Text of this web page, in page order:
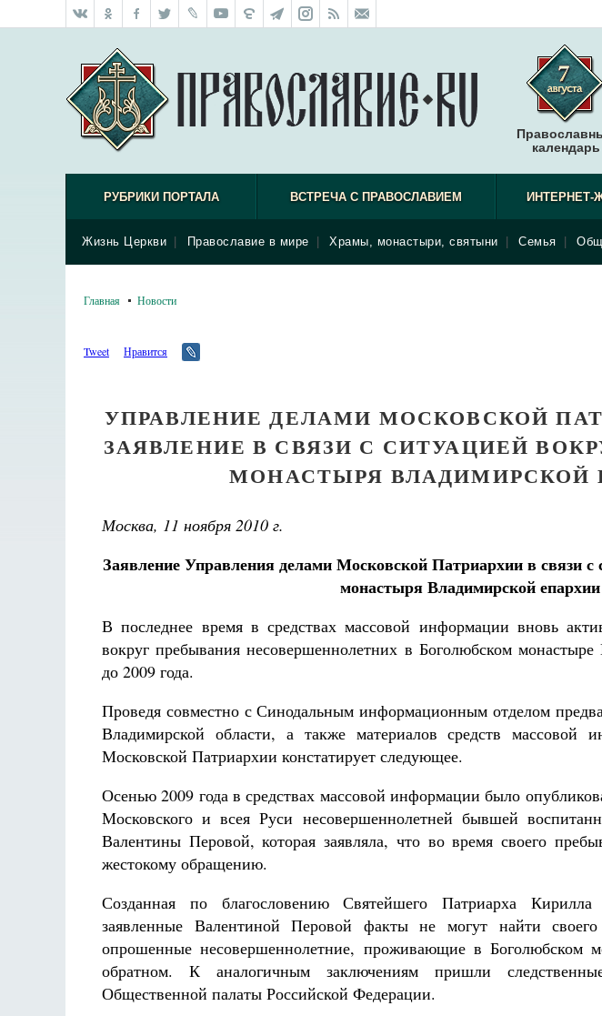
календарь
РУБРИКИ ПОРТАЛА ВСТРЕЧА С ПРАВОСЛАВИЕМ ИНТЕРНЕТ-
Жизнь Церкви Православие в мире Храмы, монастыри, святыни Семья
Главная Новости
Tweet Нравится
УПРАВЛЕНИЕ ДЕЛАМИ МОСКОВСКОЙ
ЗАЯВЛЕНИЕ В СВЯЗИ С СИТУАЦИЕЙ
МОНАСТЫРЯ ВЛАДИМИРСКОЙ
Москва, 11 ноября 2010 г.
Заявление Управления делами Московской Патриархии в связи с
монастыря Владимирской епархии
В последнее время в средствах массовой информации вновь
вокруг пребывания несовершеннолетних в Боголюбском
до 2009 года.
Проведя совместно с Синодальным информационным отделом
Владимирской области, а также материалов средств массовой
Московской Патриархии констатирует следующее.
Осенью 2009 года в средствах массовой информации было
Московского и всея Руси несовершеннолетней бывшей
Валентины Перовой, которая заявляла, что во время своего
жестокому обращению.
Созданная по благословению Святейшего Патриарха Кирилла
заявленные Валентиной Перовой факты не могут найти своего
опрошенные несовершеннолетние, проживающие в Боголюбском
обратном. К аналогичным заключениям пришли
Общественной палаты Российской Федерации.
Разлуки не будет
Фредерика де Грааф Как найти своё место в жизни